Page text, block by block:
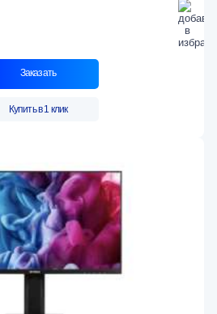
Заказать
Купить в 1 клик